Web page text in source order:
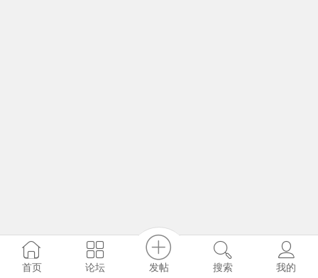
首页 论坛 发帖 搜索 我的